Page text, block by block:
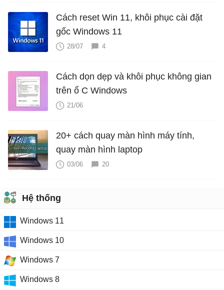
Cách reset Win 11, khôi phục cài đặt
gốc Windows 11
28/07 4
Cách dọn dẹp và khôi phục không gian
trên ổ C Windows
21/06
20+ cách quay màn hình máy tính,
quay màn hình laptop
03/06 20
Hệ thống
Windows 11
Windows 10
Windows 7
Windows 8